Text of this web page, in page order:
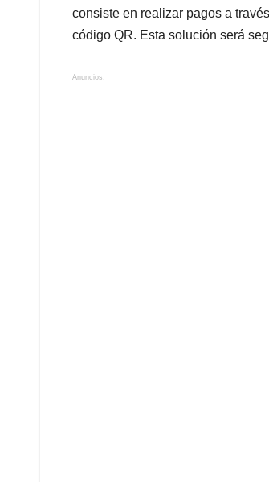
consiste en realizar pagos a
código QR. Esta solución será
Anuncios.